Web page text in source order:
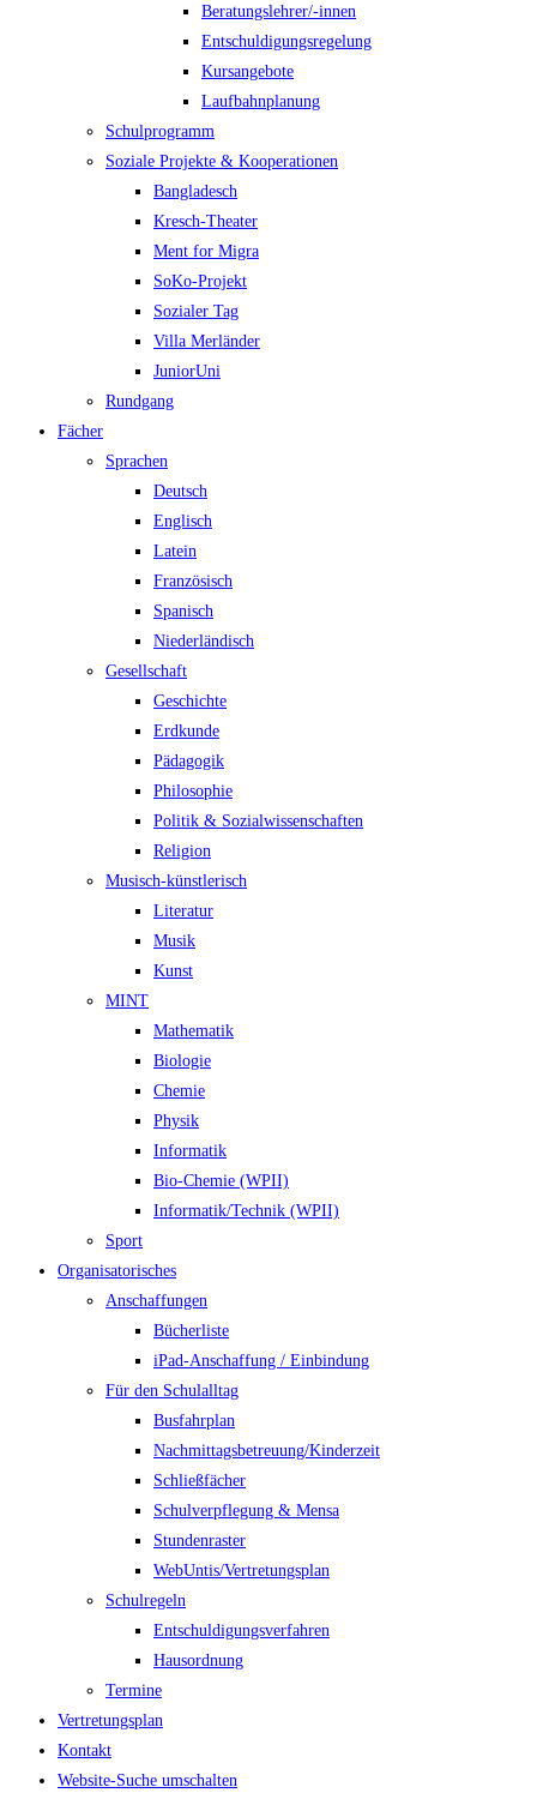
Beratungslehrer/-innen
Entschuldigungsregelung
Kursangebote
Laufbahnplanung
Schulprogramm
Soziale Projekte & Kooperationen
Bangladesch
Kresch-Theater
Ment for Migra
SoKo-Projekt
Sozialer Tag
Villa Merländer
JuniorUni
Rundgang
Fächer
Sprachen
Deutsch
Englisch
Latein
Französisch
Spanisch
Niederländisch
Gesellschaft
Geschichte
Erdkunde
Pädagogik
Philosophie
Politik & Sozialwissenschaften
Religion
Musisch-künstlerisch
Literatur
Musik
Kunst
MINT
Mathematik
Biologie
Chemie
Physik
Informatik
Bio-Chemie (WPII)
Informatik/Technik (WPII)
Sport
Organisatorisches
Anschaffungen
Bücherliste
iPad-Anschaffung / Einbindung
Für den Schulalltag
Busfahrplan
Nachmittagsbetreuung/Kinderzeit
Schließfächer
Schulverpflegung & Mensa
Stundenraster
WebUntis/Vertretungsplan
Schulregeln
Entschuldigungsverfahren
Hausordnung
Termine
Vertretungsplan
Kontakt
Website-Suche umschalten